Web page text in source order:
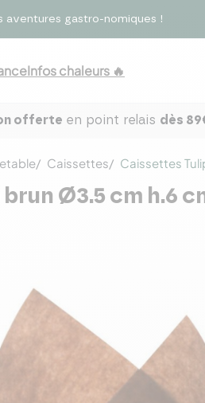
aventures gastro-nomiques !
Infos chaleurs 🔥
offerte en point relais dès
Caissettes Caissettes
Ø3.5 cm h.6